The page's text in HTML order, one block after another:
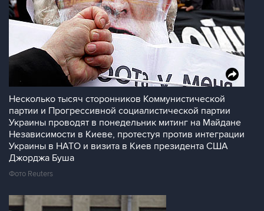
Несколько тысяч сторонников Коммунистической
партии и Прогрессивной социалистической партии
Украины проводят в понедельник митинг на Майдане
Независимости в Киеве, протестуя против интеграции
Украины в НАТО и визита в Киев президента США
Джорджа Буша
Фото Reuters